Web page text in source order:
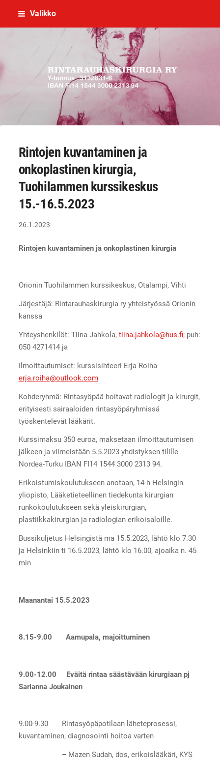
Siirry
Valikko
Rintarauhaskirurgia ry
Rintojen kuvantaminen ja
onkoplastinen kirurgia,
Tuohilammen kurssikeskus
15.-16.5.2023
26.1.2023
Rintojen kuvantaminen ja onkoplastinen kirurgia
Orionin Tuohilammen kurssikeskus, Otalampi, Vihti
Järjestäjä: Rintarauhaskirurgia ry yhteistyössä Orionin
kanssa
Yhteyshenkilöt: Tiina Jahkola, tiina.jahkola@hus.fi;puh:
050 4271414 ja
Ilmoittautumiset: kurssisihteeri Erja Roiha
erja.roiha@outlook.com
Kohderyhmä: Rintasyöpää hoitavat radiologit ja kirurgit,
erityisesti sairaaloiden rintasyöpäryhmissä
työskentelevät lääkärit.
Kurssimaksu 350 euroa, maksetaan ilmoittautumisen
jälkeen ja viimeistään 5.5.2023 yhdistyksen tilille
Nordea-Turku IBAN FI14 1544 3000 2313 94.
Erikoistumiskoulutukseen anotaan, 14 h Helsingin
yliopisto, Lääketieteellinen tiedekunta kirurgian
runkokoulutukseen sekä yleiskirurgian,
plastiikkakirurgian ja radiologian erikoisaloille.
Bussikuljetus Helsingistä ma 15.5.2023, lähtö klo 7.30
ja Helsinkiin ti 16.5.2023, lähtö klo 16.00, ajoaika n. 45
min
Maanantai 15.5.2023
8.15-9.00 Aamupala, majoittuminen
9.00-12.00 Eväitä rintaa säästävään kirurgiaan pj
Sarianna Joukainen
9.00-9.30 Rintasyöpäpotilaan läheteprosessi,
kuvantaminen, diagnosointi hoitoa varten
–Mazen Sudah, dos, erikoislääkäri, KYS